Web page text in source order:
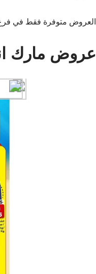
العروض متوفرة فقط في
عروض مارك